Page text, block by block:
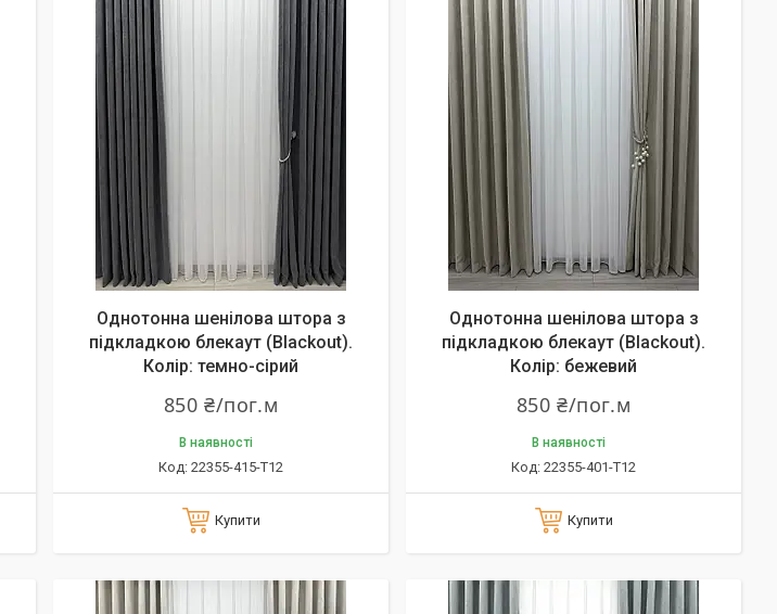
Однотонна шенілова штора з
підкладкою блекаут (Blackout).
Колір: темно-сірий
850 ₴/пог.м
В наявності
22355-415-T12
Купити
Однотонна шенілова штора з
підкладкою блекаут (Blackout).
Колір: бежевий
850 ₴/пог.м
В наявності
22355-401-T12
Купити